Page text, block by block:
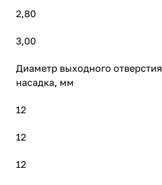
2,80
3,00
Диаметр выходного отверстия
насадка, мм
12
12
12